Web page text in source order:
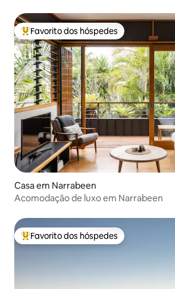
Favoritos dos hóspedes mais apreciados
Favorito dos hóspedes
Casa em Narrabeen
Acomodação de luxo em Narrabeen
Favoritos dos hóspedes mais apreciados
Favorito dos hóspedes